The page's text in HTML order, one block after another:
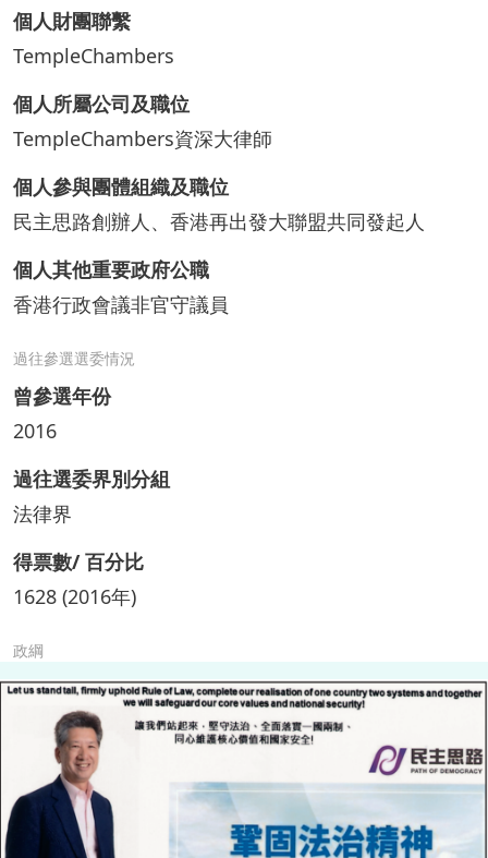
個人財團聯繫
TempleChambers
個人所屬公司及職位
TempleChambers資深大律師
個人參與團體組織及職位
民主思路創辦人、香港再出發大聯盟共同發起人
個人其他重要政府公職
香港行政會議非官守議員
過往參選選委情況
曾參選年份
2016
過往選委界別分組
法律界
得票數/ 百分比
1628 (2016年)
政綱